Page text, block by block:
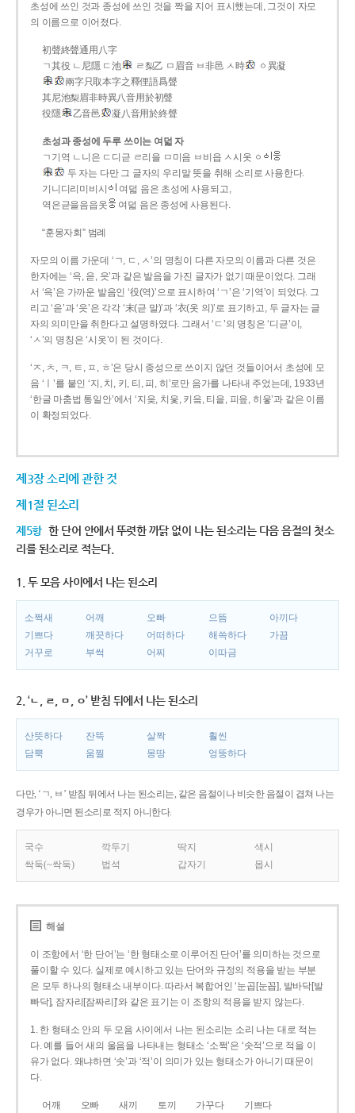
초성에 쓰인 것과 종성에 쓰인 것을 짝을 지어 표시했는데, 그것이 자모
의 이름으로 이어졌다.
初聲終聲通用八字
ㄱ其役 ㄴ尼隱 ㄷ池
ㄹ梨乙 ㅁ眉音 ㅂ非邑 ㅅ時
ㆁ異凝
兩字只取本字之釋俚語爲聲
其尼池梨眉非時異八音用於初聲
役隱
乙音邑 凝八音用於終聲
초성과 종성에 두루 쓰이는 여덟 자
ㄱ기역 ㄴ니은 ㄷ디귿 ㄹ리을 ㅁ미음 ㅂ비읍 ㅅ시옷 ㆁ
두 자는 다만 그 글자의 우리말 뜻을 취해 소리로 사용한다.
기니디리미비시
여덟 음은 초성에 사용되고,
역은귿을음읍옷
여덟 음은 종성에 사용된다.
“훈몽자회” 범례
자모의 이름 가운데 ‘ㄱ, ㄷ, ㅅ’의 명칭이 다른 자모의 이름과 다른 것은
한자에는 ‘윽, 읃, 읏’과 같은 발음을 가진 글자가 없기 때문이었다. 그래
서 ‘윽’은 가까운 발음인 ‘役(역)’으로 표시하여 ‘ㄱ’은 ‘기역’이 되었다. 그
리고 ‘읃’과 ‘읏’은 각각 ‘末(귿 말)’과 ‘衣(옷 의)’로 표기하고, 두 글자는 글
자의 의미만을 취한다고 설명하였다. 그래서 ‘ㄷ’의 명칭은 ‘디귿’이,
‘ㅅ’의 명칭은 ‘시옷’이 된 것이다.
‘ㅈ, ㅊ, ㅋ, ㅌ, ㅍ, ㅎ’은 당시 종성으로 쓰이지 않던 것들이어서 초성에 모
음 ‘ㅣ’를 붙인 ‘지, 치, 키, 티, 피, 히’로만 음가를 나타내 주었는데, 1933년
‘한글 마춤법 통일안’에서 ‘지읒, 치읓, 키읔, 티읕, 피읖, 히읗’과 같은 이름
이 확정되었다.
제3장 소리에 관한 것
제1절 된소리
제5항 한 단어 안에서 뚜렷한 까닭 없이 나는 된소리는 다음 음절의 첫소
리를 된소리로 적는다.
1. 두 모음 사이에서 나는 된소리
소쩍새 어깨 오빠 으뜸
아끼다
기쁘다
깨끗하다 어떠하다 해쓱하다
가끔
거꾸로
부썩 어찌 이따금
2. ‘ㄴ, ㄹ, ㅁ, ㅇ’ 받침 뒤에서 나는 된소리
산뜻하다 잔뜩 살짝
훨씬
담뿍
움찔 몽땅 엉뚱하다
다만, ‘ㄱ, ㅂ’ 받침 뒤에서 나는 된소리는, 같은 음절이나 비슷한 음절이 겹쳐 나는
경우가 아니면 된소리로 적지 아니한다.
국수 깍두기 딱지
색시
싹둑(~싹둑)
법석 갑자기 몹시
해설
이 조항에서 ‘한 단어’는 ‘한 형태소로 이루어진 단어’를 의미하는 것으로
풀이할 수 있다. 실제로 예시하고 있는 단어와 규정의 적용을 받는 부분
은 모두 하나의 형태소 내부이다. 따라서 복합어인 ‘눈곱[눈꼽], 발바닥[발
빠닥], 잠자리[잠짜리]’와 같은 표기는 이 조항의 적용을 받지 않는다.
1. 한 형태소 안의 두 모음 사이에서 나는 된소리는 소리 나는 대로 적는
다. 예를 들어 새의 울음을 나타내는 형태소 ‘소쩍’은 ‘솟적’으로 적을 이
유가 없다. 왜냐하면 ‘솟’과 ‘적’이 의미가 있는 형태소가 아니기 때문이
다.
어깨 오빠 새끼 토끼 가꾸다
기쁘다